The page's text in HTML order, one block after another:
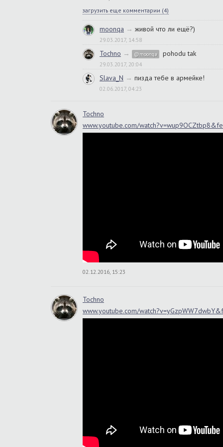
загрузить еще комментарии (4)
moonqa → живой что ли ещё?)
29.03.2017, 14:58
Tochno → @moonqa pohodu tak
29.03.2017, 20:04
Slava_N → пизда тебе в армейке!
02.06.2017, 04:23
Tochno
www.youtube.com/
02.12.2016, 15:23
Tochno
www.youtube.com/